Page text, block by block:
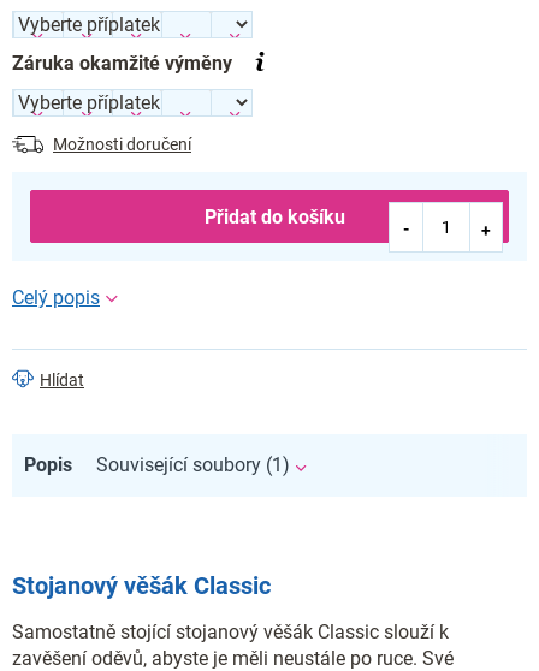
Záruka okamžité výměny
Možnosti doručení
Přidat do košíku
Hlídat
Popis Související soubory (1)
Stojanový věšák Classic
Samostatně stojící stojanový věšák Classic slouží k
zavěšení oděvů, abyste je měli neustále po ruce. Své